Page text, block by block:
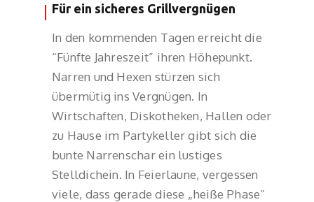
Für ein sicheres Grillvergnügen
In den kommenden Tagen erreicht die
“Fünfte Jahreszeit” ihren Höhepunkt.
Narren und Hexen stürzen sich
übermütig ins Vergnügen. In
Wirtschaften, Diskotheken, Hallen oder
zu Hause im Partykeller gibt sich die
bunte Narrenschar ein lustiges
Stelldichein. In Feierlaune, vergessen
viele, dass gerade diese „heiße Phase“